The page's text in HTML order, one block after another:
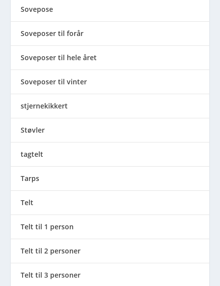
Sovepose
Soveposer til forår
Soveposer til hele året
Soveposer til vinter
stjernekikkert
Støvler
tagtelt
Tarps
Telt
Telt til 1 person
Telt til 2 personer
Telt til 3 personer